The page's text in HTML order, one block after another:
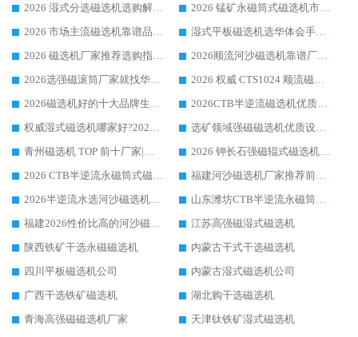
2026 湿式分选磁选机选购解析，华体会手机网页版-华体会(中国) 设备综合实力详解
2026 锰矿永磁筒式磁选机市场主流客户推荐生产厂家口碑精选
2026 市场主流磁选机靠谱品牌推荐 案例厂家华体会手机网页版-华体会(中国) 大众倾心之选
湿式平板磁选机选华体会手机网页版-华体会(中国) _2026靠谱厂家收获各地客户良好评价
2026 磁选机厂家推荐选购指南，实地走访参考华体会手机网页版-华体会(中国) 合作口碑表现
2026顺流河沙磁选机靠谱厂家推荐 华体会手机网页版-华体会(中国) 实力口碑精选
2026选强磁滚筒厂家就找华体会手机网页版-华体会(中国) _口碑过硬用料扎实_性价比优势突出
2026 权威 CTS1024 顺流磁选机精选生产厂家优质设备推荐
2026磁选机好的十大品牌生产厂家排名|华体会手机网页版-华体会(中国) 凭实力入磅
2026CTB半逆流磁选机优质厂家推荐：华体会手机网页版-华体会(中国) ，行业标杆生产厂家
权威湿式磁选机哪家好?2026 实测榜单出炉，潍坊华体会手机网页版-华体会(中国) 大厂实力领跑
选矿领域强磁磁选机优质设备推荐榜 TOP1：潍坊华体会手机网页版-华体会(中国) 凭实力出圈
青州磁选机 TOP 前十厂家|靠谱品牌怎么选?潍坊华体会手机网页版-华体会(中国) 实力出圈
2026 钾长石强磁辊式磁选机靠谱厂家 TOP 榜：潍坊华体会手机网页版-华体会(中国) 凭硬核实力领跑行业
2026 CTB半逆流永磁筒式磁选机厂家如何选择，选华体会手机网页版-华体会(中国) 原因，硬核实测不踩坑指南
福建河沙磁选机厂家推荐前三，华体会手机网页版-华体会(中国) 磁选机解锁资源利用新路径
2026半逆流水选河沙磁选机生产厂家：解锁河沙分选高效新路径
山东潍坊CTB半逆流永磁筒式河沙磁选机生产厂家如何高效除铁提纯
福建2026性价比高的河沙磁选机生产厂家工作原理(通俗 + 专业双版，适配产品文案/介绍使用)
江苏高强磁湿式磁选机
陕西铁矿干选永磁磁选机
内蒙古干式干选磁选机
四川平板磁选机公司
内蒙古湿式磁选机公司
广西干选铁矿磁选机
湖北购干选磁选机
青海高强磁磁选机厂家
天津钛铁矿湿式磁选机